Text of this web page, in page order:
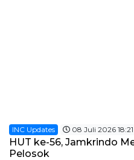
INC Updates 08 Juli 2026 18:21
HUT ke-56, Jamkrindo
Pelosok